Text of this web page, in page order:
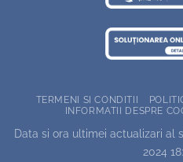
TERMENI SI CONDITII
INFORMATII DESPRE
Data si ora ultimei actualizari al
2024